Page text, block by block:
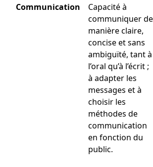
Communication
Capacité à
communiquer de
manière claire,
concise et sans
ambiguïté, tant à
l’oral qu’à l’écrit ;
à adapter les
messages et à
choisir les
méthodes de
communication
en fonction du
public.